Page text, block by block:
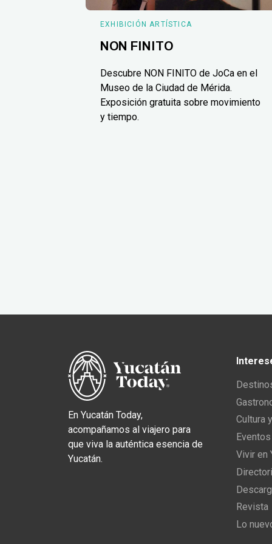
EXHIBICIÓN ARTÍSTICA
NON FINITO
Descubre NON FINITO de JoCa en el
Museo de la Ciudad de Mérida.
Exposición gratuita sobre movimiento
y tiempo.
En Yucatán Today,
acompañamos al viajero para
que viva la auténtica esencia de
Yucatán.
Cultura
Vivir en
Revista
Lo